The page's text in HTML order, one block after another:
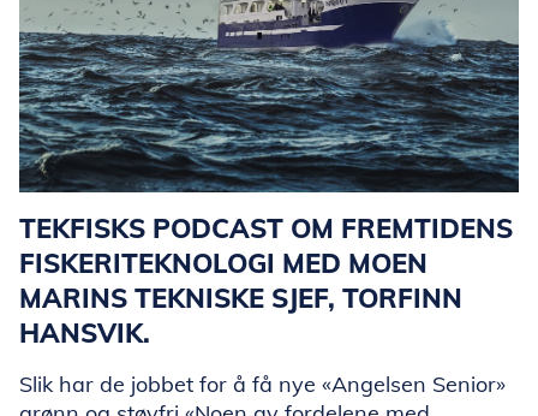
TEKFISKS PODCAST OM FREMTIDENS
FISKERITEKNOLOGI MED MOEN
MARINS TEKNISKE SJEF, TORFINN
HANSVIK.
Slik har de jobbet for å få nye «Angelsen Senior»